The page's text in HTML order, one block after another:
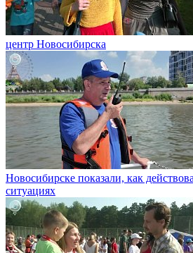
центр Новосибирска
Новосибирске показали, как
ситуациях